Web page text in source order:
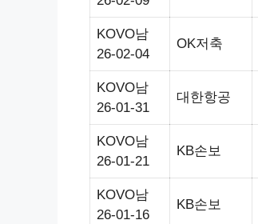
KOVO남
26-02-04
OK저축
KOVO남
26-01-31
대한항공
KOVO남
26-01-21
KB손보
KOVO남
26-01-16
KB손보